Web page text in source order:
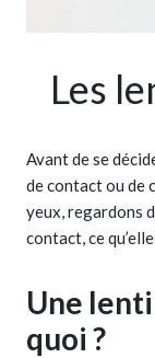
Les
Avant de se
de contact ou de
yeux, regardons
contact, ce
Une
quoi ?